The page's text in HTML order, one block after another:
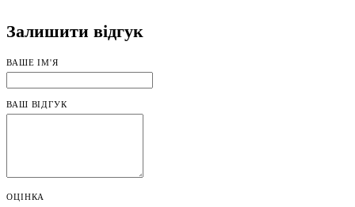
Залишити відгук
ВАШЕ ІМ'Я
ВАШ ВІДГУК
ОЦІНКА